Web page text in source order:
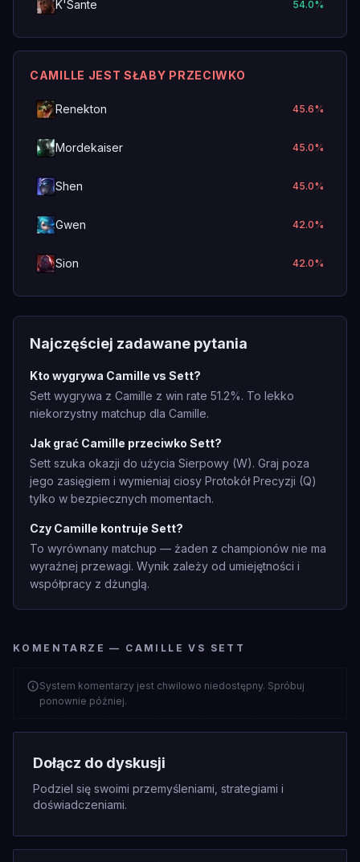
K'Sante 54.0%
CAMILLE JEST SŁABY PRZECIWKO
Renekton 45.6%
Mordekaiser 45.0%
Shen 45.0%
Gwen 42.0%
Sion 42.0%
Najczęściej zadawane pytania
Kto wygrywa Camille vs Sett?
Sett wygrywa z Camille z win rate 51.2%. To lekko
niekorzystny matchup dla Camille.
Jak grać Camille przeciwko Sett?
Sett szuka okazji do użycia Sierpowy (W). Graj poza
jego zasięgiem i wymieniaj ciosy Protokół Precyzji (Q)
tylko w bezpiecznych momentach.
Czy Camille kontruje Sett?
To wyrównany matchup — żaden z championów nie ma
wyraźnej przewagi. Wynik zależy od umiejętności i
współpracy z dżunglą.
KOMENTARZE — CAMILLE VS SETT
System komentarzy jest chwilowo niedostępny. Spróbuj
ponownie później.
Dołącz do dyskusji
Podziel się swoimi przemyśleniami, strategiami i
doświadczeniami.